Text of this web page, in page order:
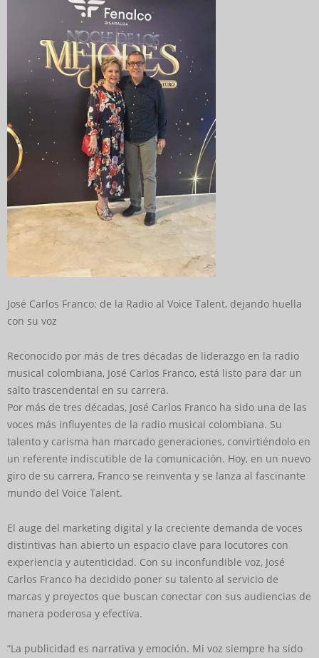
José Carlos Franco: de la Radio al Voice Talent, dejando huella
con su voz
Reconocido por más de tres décadas de liderazgo en la radio
musical colombiana, José Carlos Franco, está listo para dar un
salto trascendental en su carrera.
Por más de tres décadas, José Carlos Franco ha sido una de las
voces más influyentes de la radio musical colombiana. Su
talento y carisma han marcado generaciones, convirtiéndolo en
un referente indiscutible de la comunicación. Hoy, en un nuevo
giro de su carrera, Franco se reinventa y se lanza al fascinante
mundo del Voice Talent.
El auge del marketing digital y la creciente demanda de voces
distintivas han abierto un espacio clave para locutores con
experiencia y autenticidad. Con su inconfundible voz, José
Carlos Franco ha decidido poner su talento al servicio de
marcas y proyectos que buscan conectar con sus audiencias de
manera poderosa y efectiva.
“La publicidad es narrativa y emoción. Mi voz siempre ha sido